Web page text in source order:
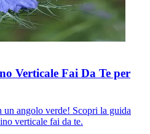
Verticale Fai Da Te per
angolo verde! Scopri la guida
verticale fai da te.